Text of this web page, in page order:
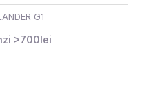
G1
>700lei